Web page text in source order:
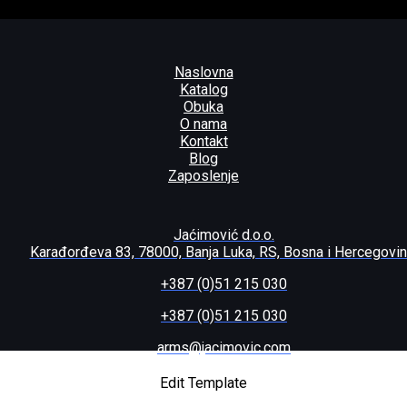
Naslovna
Katalog
Obuka
O nama
Kontakt
Blog
Zaposlenje
Jaćimović d.o.o.
Karađorđeva 83, 78000, Banja Luka, RS, Bosna i
+387 (0)51 215 030
+387 (0)51 215 030
arms@jacimovic.com
Edit Template